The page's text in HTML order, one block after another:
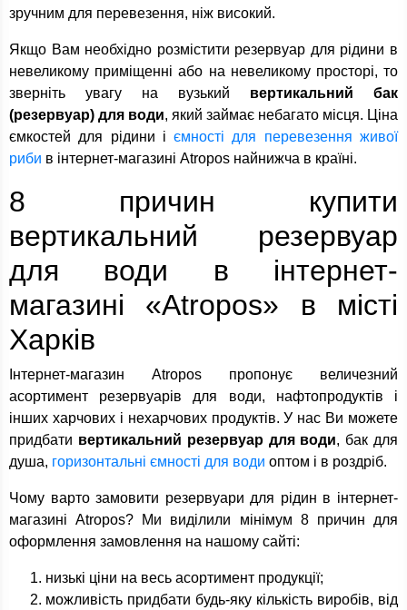
зручним для перевезення, ніж високий.
Якщо Вам необхідно розмістити резервуар для рідини в
невеликому приміщенні або на невеликому просторі, то
зверніть увагу на вузький вертикальний бак
(резервуар) для води, який займає небагато місця. Ціна
ємкостей для рідини іємності для перевезення живої
риби в інтернет-магазині Atropos найнижча в країні.
8 причин купити
вертикальний резервуар
для води в інтернет-
магазині «Atropos» в місті
Харків
Інтернет-магазин Atropos пропонує величезний
асортимент резервуарів для води, нафтопродуктів і
інших харчових і нехарчових продуктів. У нас Ви можете
придбати вертикальний резервуар для води, бак для
душа, горизонтальні ємності для води оптом і в роздріб.
Чому варто замовити резервуари для рідин в інтернет-
магазині Atropos? Ми виділили мінімум 8 причин для
оформлення замовлення на нашому сайті:
низькі ціни на весь асортимент продукції;
можливість придбати будь-яку кількість виробів, від